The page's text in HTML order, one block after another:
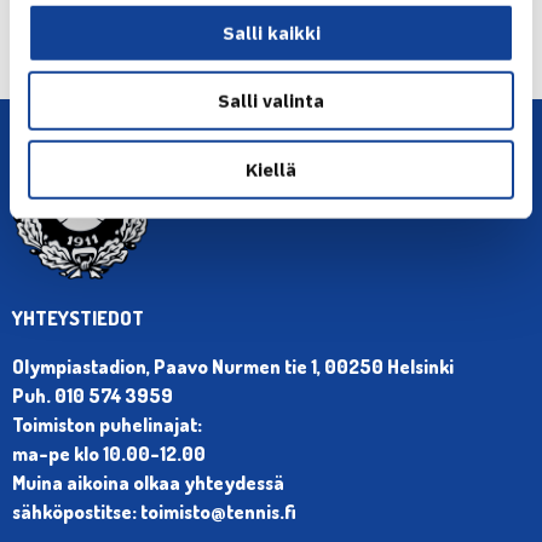
Salli kaikki
Salli valinta
Kiellä
Seuraava uutinen: Paukku jatkoon
YHTEYSTIEDOT
Olympiastadion, Paavo Nurmen tie 1, 00250 Helsinki
Puh. 010 574 3959
Toimiston puhelinajat:
ma-pe klo 10.00-12.00
Muina aikoina olkaa yhteydessä
sähköpostitse: toimisto@tennis.fi